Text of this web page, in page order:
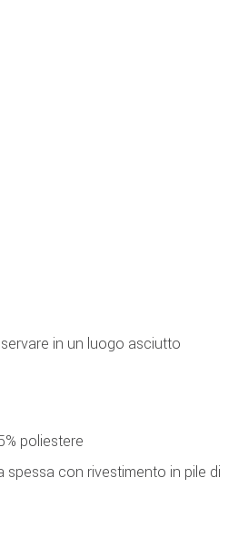
in un luogo asciutto
poliestere
con rivestimento in pile di